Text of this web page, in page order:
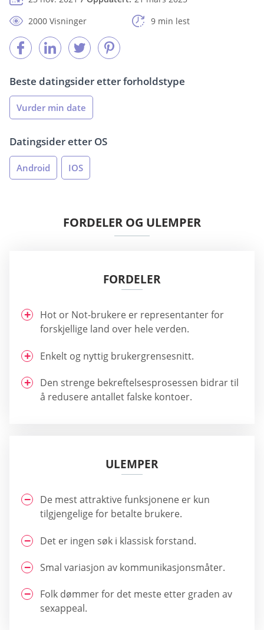
2000 Visninger
9 min lest
Beste datingsider etter forholdstype
Vurder min date
Datingsider etter OS
Android IOS
FORDELER OG ULEMPER
FORDELER
Hot or Not-brukere er representanter for
forskjellige land over hele verden.
Enkelt og nyttig brukergrensesnitt.
Den strenge bekreftelsesprosessen bidrar til
å redusere antallet falske kontoer.
ULEMPER
De mest attraktive funksjonene er kun
tilgjengelige for betalte brukere.
Det er ingen søk i klassisk forstand.
Smal variasjon av kommunikasjonsmåter.
Folk dømmer for det meste etter graden av
sexappeal.